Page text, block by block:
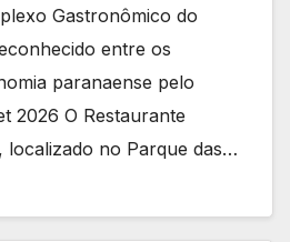
Gastronômico do
entre os
paranaense pelo
2026 O Restaurante
localizado no Parque das…